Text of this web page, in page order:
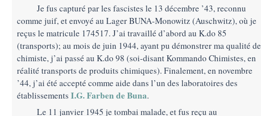
Je fus capturé par les fascistes le 13 décembre ’43, reconnu
comme juif, et envoyé au Lager BUNA-Monowitz (Auschwitz), où je
reçus le matricule 174517. J’ai travaillé d’abord au K.do 85
(transports); au mois de juin 1944, ayant pu démonstrer ma qualité de
chimiste, j’ai passé au K.do 98 (soi-disant Kommando Chimistes, en
réalité transports de produits chimiques). Finalement, en novembre
’44, j’ai été accepté comme aide dans l’un des laboratoires des
établissements I.G. Farben de Buna.
Le 11 janvier 1945 je tombai malade, et fus reçu au